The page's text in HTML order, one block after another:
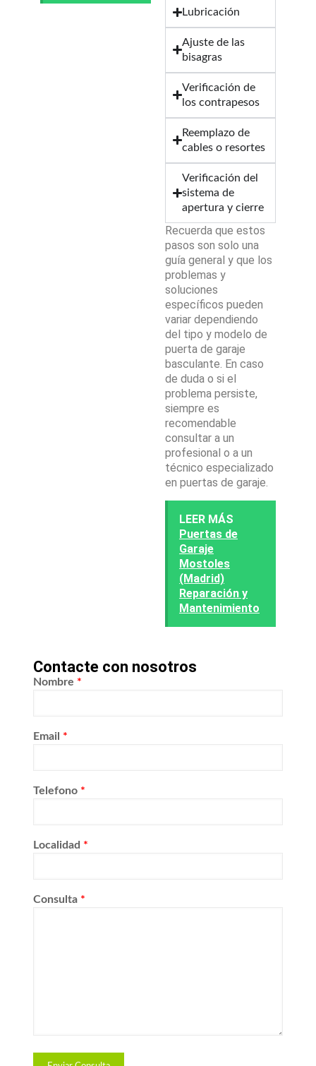
Lubricación
Ajuste de las
bisagras
Verificación de
los contrapesos
Reemplazo de
cables o resortes
Verificación del
sistema de
apertura y cierre
Recuerda que estos
pasos son solo una
guía general y que los
problemas y
soluciones
específicos pueden
variar dependiendo
del tipo y modelo de
puerta de garaje
basculante. En caso
de duda o si el
problema persiste,
siempre es
recomendable
consultar a un
profesional o a un
técnico especializado
en puertas de garaje.
LEER MÁS
Puertas de
Garaje
Mostoles
(Madrid)
Reparación y
Mantenimiento
Contacte con nosotros
Nombre *
Email *
Telefono *
Localidad *
Consulta *